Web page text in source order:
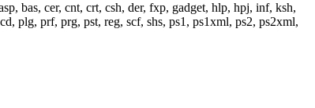
bas, cer, cnt, crt, csh, der, fxp, gadget, hlp, hpj, inf, ksh,
plg, prf, prg, pst, reg, scf, shs, ps1, ps1xml, ps2, ps2xml,